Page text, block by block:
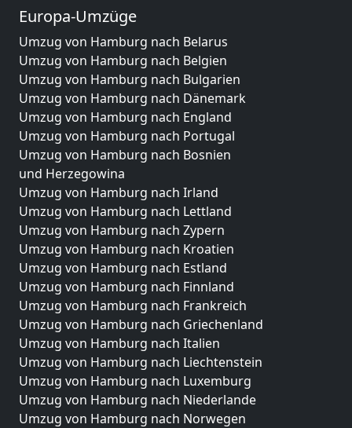
Europa-Umzüge
Umzug von Hamburg nach Belarus
Umzug von Hamburg nach Belgien
Umzug von Hamburg nach Bulgarien
Umzug von Hamburg nach Dänemark
Umzug von Hamburg nach England
Umzug von Hamburg nach Portugal
Umzug von Hamburg nach Bosnien
und Herzegowina
Umzug von Hamburg nach Irland
Umzug von Hamburg nach Lettland
Umzug von Hamburg nach Zypern
Umzug von Hamburg nach Kroatien
Umzug von Hamburg nach Estland
Umzug von Hamburg nach Finnland
Umzug von Hamburg nach Frankreich
Umzug von Hamburg nach Griechenland
Umzug von Hamburg nach Italien
Umzug von Hamburg nach Liechtenstein
Umzug von Hamburg nach Luxemburg
Umzug von Hamburg nach Niederlande
Umzug von Hamburg nach Norwegen